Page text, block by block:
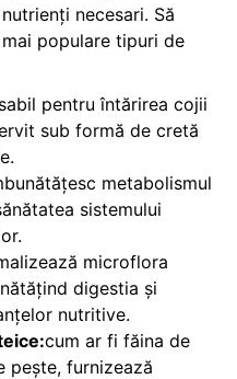
necesari. Să
populare tipuri de
pentru întărirea cojii
sub formă de cretă
metabolismul
sistemului
microflora
digestia și
nutritive.
cum ar fi făina de
pește, furnizează